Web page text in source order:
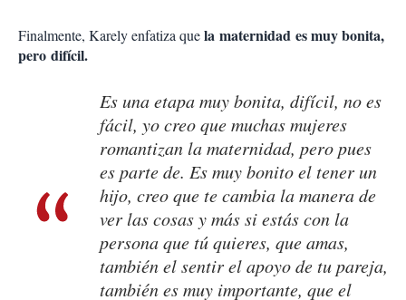
Finalmente, Karely enfatiza quela maternidad es muy bonita,
pero difícil.
Es una etapa muy bonita, difícil, no es
fácil, yo creo que muchas mujeres
romantizan la maternidad, pero pues
es parte de. Es muy bonito el tener un
hijo, creo que te cambia la manera de
ver las cosas y más si estás con la
persona que tú quieres, que amas,
también el sentir el apoyo de tu pareja,
también es muy importante, que el